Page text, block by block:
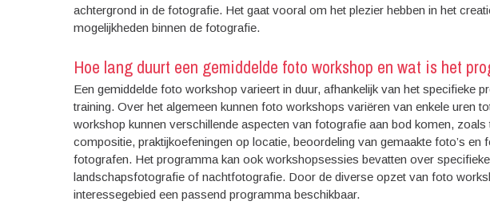
achtergrond in de fotografie. Het gaat vooral om het plezier hebben in het
mogelijkheden binnen de fotografie.
Hoe lang duurt een gemiddelde foto workshop en wat is het
Een gemiddelde foto workshop varieert in duur, afhankelijk van het specifieke
training. Over het algemeen kunnen foto workshops variëren van enkele uren
workshop kunnen verschillende aspecten van fotografie aan bod komen,
compositie, praktijkoefeningen op locatie, beoordeling van gemaakte foto’s
fotografen. Het programma kan ook workshopsessies bevatten over
landschapsfotografie of nachtfotografie. Door de diverse opzet van foto
interessegebied een passend programma beschikbaar.